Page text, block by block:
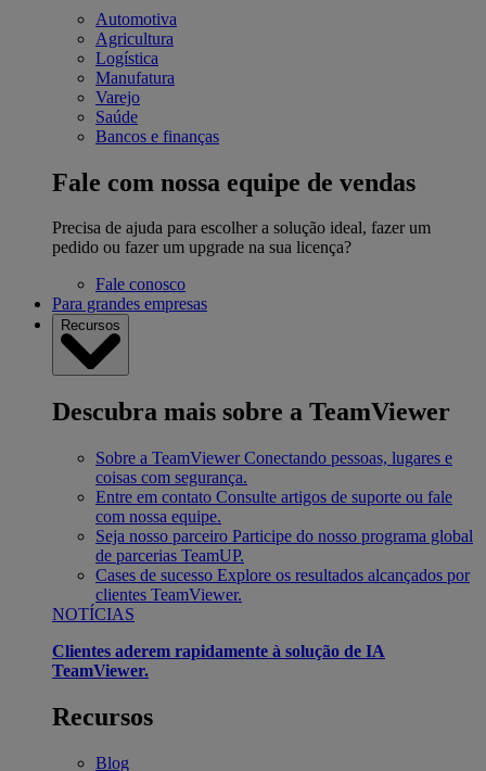
Automotiva
Agricultura
Logística
Manufatura
Varejo
Saúde
Bancos e finanças
Fale com nossa equipe de vendas
Precisa de ajuda para escolher a solução ideal, fazer um
pedido ou fazer um upgrade na sua licença?
Fale conosco
Para grandes empresas
Recursos
Descubra mais sobre a TeamViewer
Sobre a TeamViewer Conectando pessoas, lugares e
coisas com segurança.
Entre em contato Consulte artigos de suporte ou fale
com nossa equipe.
Seja nosso parceiro Participe do nosso programa global
de parcerias TeamUP.
Cases de sucesso Explore os resultados alcançados por
clientes TeamViewer.
NOTÍCIAS
Clientes aderem rapidamente à solução de IA
TeamViewer.
Recursos
Blog